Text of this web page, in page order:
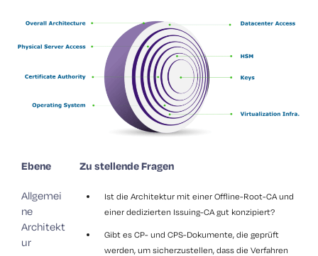
Ebene Zu stellende Fragen
Allgemei
ne
Architekt
ur
Ist die Architektur mit einer Offline-Root-CA und
einer dedizierten Issuing-CA gut konzipiert?
Gibt es CP- und CPS-Dokumente, die geprüft
werden, um sicherzustellen, dass die Verfahren